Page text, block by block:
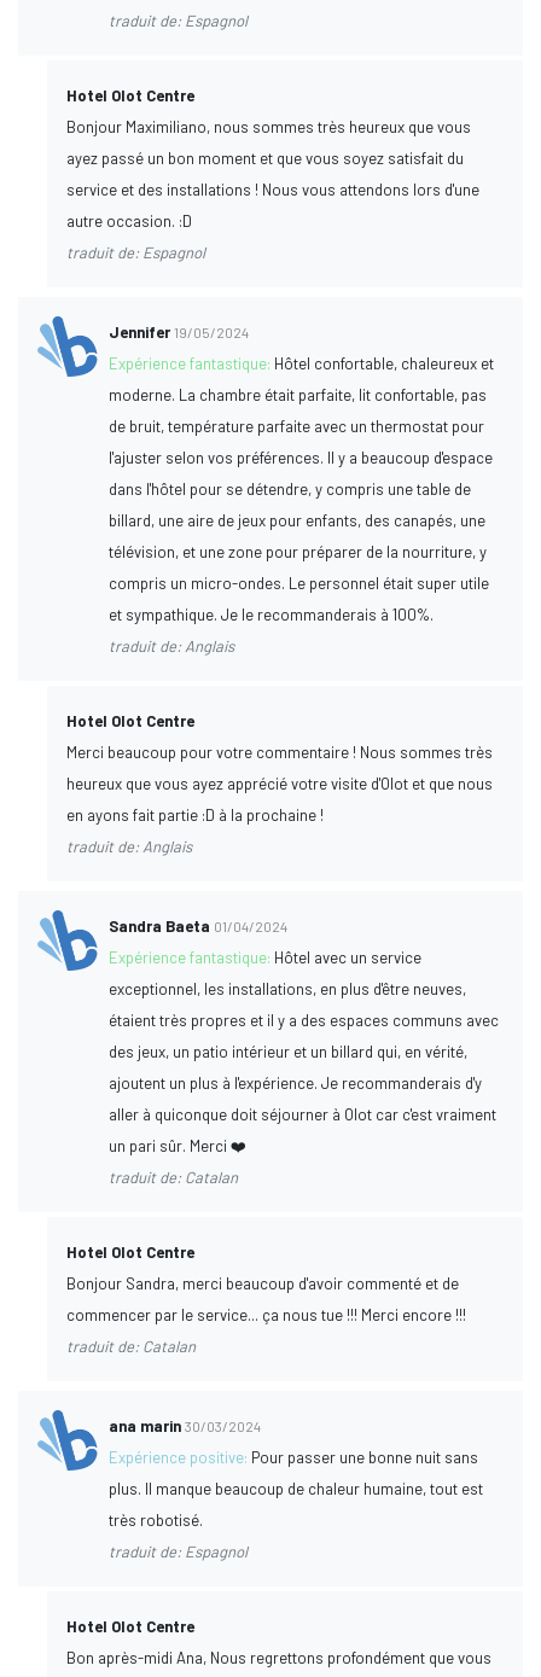
traduit de: Espagnol
Hotel Olot Centre
Bonjour Maximiliano, nous sommes très heureux que vous
ayez passé un bon moment et que vous soyez satisfait du
service et des installations ! Nous vous attendons lors d'une
autre occasion. :D
traduit de: Espagnol
Jennifer 19/05/2024
Expérience fantastique: Hôtel confortable, chaleureux et
moderne. La chambre était parfaite, lit confortable, pas
de bruit, température parfaite avec un thermostat pour
l'ajuster selon vos préférences. Il y a beaucoup d'espace
dans l'hôtel pour se détendre, y compris une table de
billard, une aire de jeux pour enfants, des canapés, une
télévision, et une zone pour préparer de la nourriture, y
compris un micro-ondes. Le personnel était super utile
et sympathique. Je le recommanderais à 100%.
traduit de: Anglais
Hotel Olot Centre
Merci beaucoup pour votre commentaire ! Nous sommes très
heureux que vous ayez apprécié votre visite d'Olot et que nous
en ayons fait partie :D à la prochaine !
traduit de: Anglais
Sandra Baeta 01/04/2024
Expérience fantastique: Hôtel avec un service
exceptionnel, les installations, en plus d'être neuves,
étaient très propres et il y a des espaces communs avec
des jeux, un patio intérieur et un billard qui, en vérité,
ajoutent un plus à l'expérience. Je recommanderais d'y
aller à quiconque doit séjourner à Olot car c'est vraiment
un pari sûr. Merci ❤️
traduit de: Catalan
Hotel Olot Centre
Bonjour Sandra, merci beaucoup d'avoir commenté et de
commencer par le service... ça nous tue !!! Merci encore !!!
traduit de: Catalan
ana marin 30/03/2024
Expérience positive: Pour passer une bonne nuit sans
plus. Il manque beaucoup de chaleur humaine, tout est
très robotisé.
traduit de: Espagnol
Hotel Olot Centre
Bon après-midi Ana, Nous regrettons profondément que vous